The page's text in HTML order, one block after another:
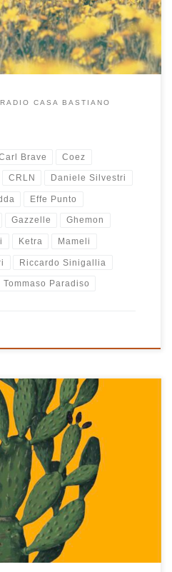
e l’altra sono proprio […]
RADIO CASA BASTIANO
Brave Coez
CRLN Daniele Silvestri
Effe Punto
Gazzelle Ghemon
Ketra Mameli
Riccardo Sinigallia
Tommaso Paradiso
Molto Bene, bisogna Stare Molto
grande musica italiana, sempre in
vecchio, messe in fila una dopo
di sempre. Sono
ispirazione e […]